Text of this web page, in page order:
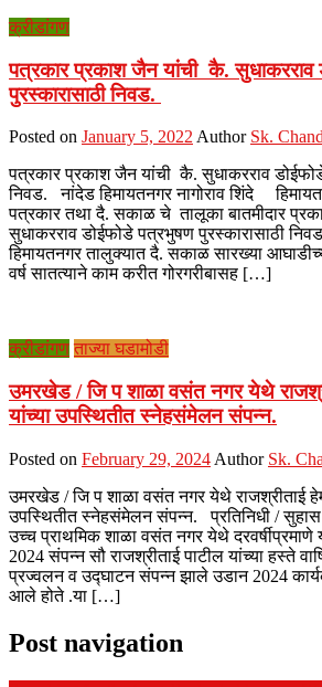
क्रीडांगण
पत्रकार प्रकाश जैन यांची कै. सुधाकरराव
पुरस्कारासाठी निवड.
Posted on January 5, 2022Author Sk.
पत्रकार प्रकाश जैन यांची कै. सुधाकरराव
निवड. नांदेड हिमायतनगर नागोराव शिंदे
पत्रकार तथा दै. सकाळ चे तालूका बातमीदार
सुधाकरराव डोईफोडे पत्रभुषण पुरस्कारासाठी
हिमायतनगर तालुक्यात दै. सकाळ सारख्या
वर्ष सातत्याने काम करीत गोरगरीबासह […]
क्रीडांगण ताज्या घडामोडी
उमरखेड / जि प शाळा वसंत नगर येथे
यांच्या उपस्थितीत स्नेहसंमेलन संपन्न.
Posted on February 29, 2024 Author Sk.
उमरखेड / जि प शाळा वसंत नगर येथे राजश्रीताई
उपस्थितीत स्नेहसंमेलन संपन्न. प्रतिनिधी / सुहास
उच्च प्राथमिक शाळा वसंत नगर येथे दरवर्षीप्रमाणे
2024 संपन्न सौ राजश्रीताई पाटील यांच्या हस्ते
प्रज्वलन व उद्घाटन संपन्न झाले उडान 2024
आले होते .या […]
Post navigation